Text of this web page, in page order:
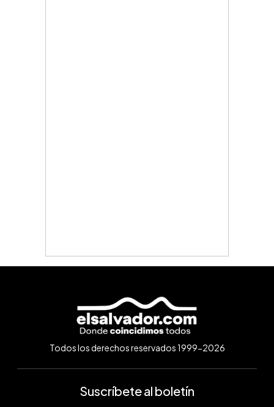
Todos los derechos reservados 1999-2026
Suscríbete al boletín